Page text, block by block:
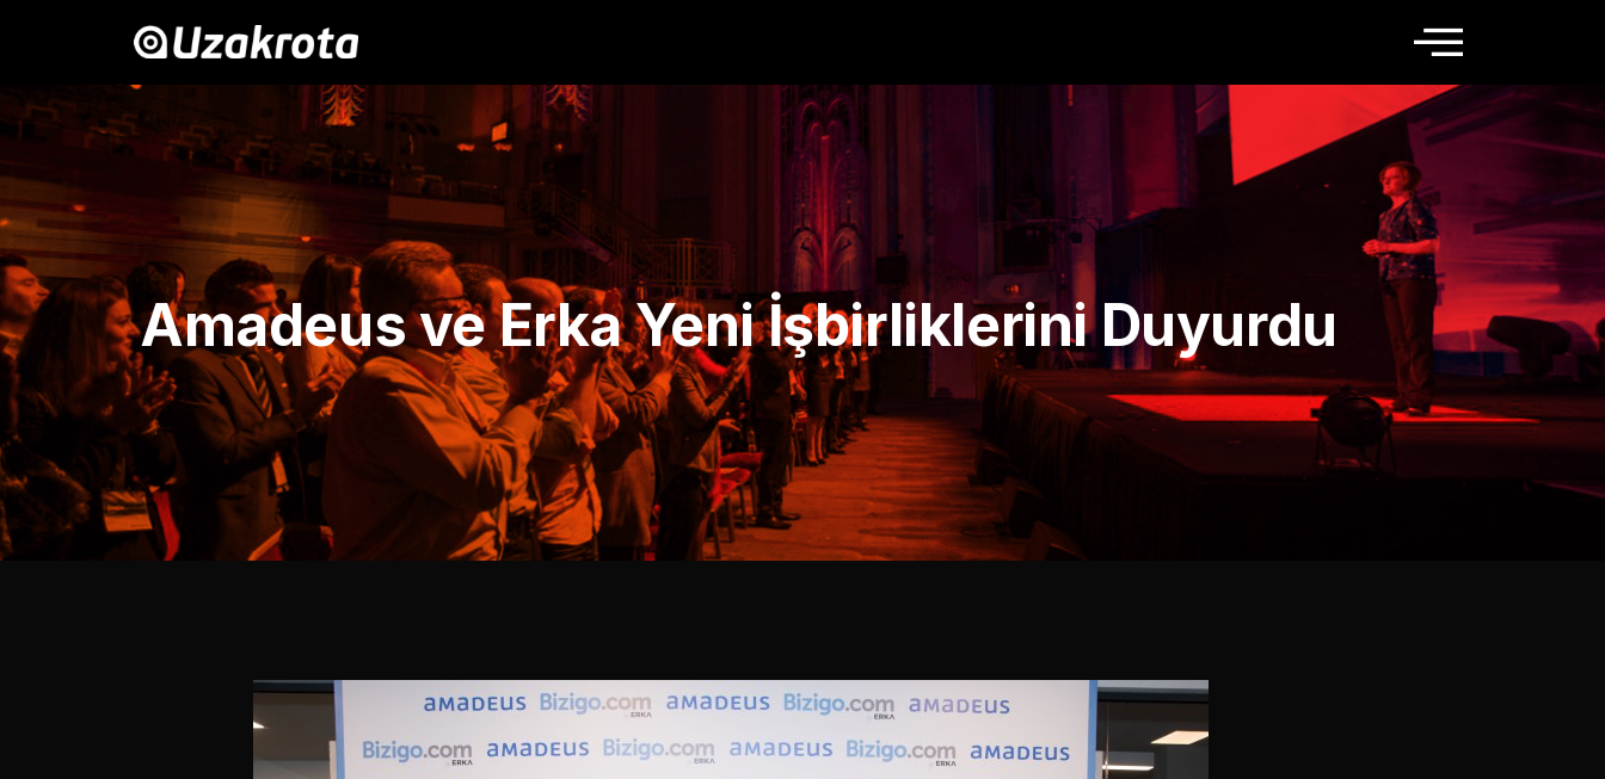
Amadeus ve Erka Yeni İşbirliklerini Duyurdu